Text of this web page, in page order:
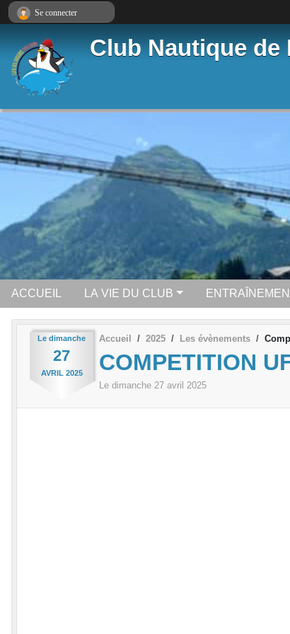
Club Nautique de
ACCUEIL LA VIE DU CLUB
Le dimanche
27
AVRIL 2025
Accueil 2025 Les évènements
COMPETITION
Le dimanche 27 avril 2025
Se connecter
Panneau de gestion des cookies